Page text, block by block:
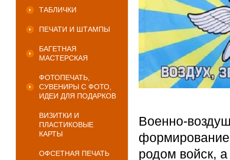
ТАБЛИЧКИ
ПЕЧАТИ И ШТАМПЫ
БАГЕТНАЯ
МАСТЕРСКАЯ
ФОТОПЕЧАТЬ,
СУВЕНИРЫ С ФОТО,
ИДЕИ ДЛЯ ПОДАРКОВ
ВИЗИТКИ И
ПЛАСТИКОВЫЕ
КАРТЫ
ОФСЕТНАЯ ПЕЧАТЬ
Военно-
родом войск, а